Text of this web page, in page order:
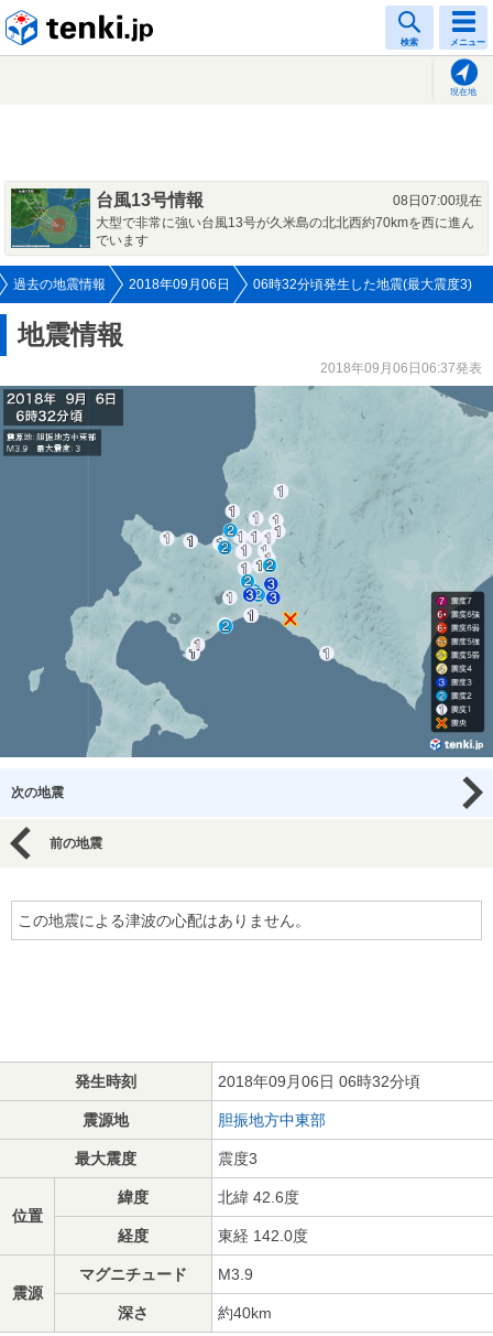
検索 メニュー
現在地
台風13号情報
08日07:00現在
大型で非常に強い台風13号が久米島の北北西約70kmを西に進ん
でいます
過去の地震情報 2018年09月06日 06時32分頃発生した地震(最大震度3)
地震情報
2018年09月06日06:37発表
次の地震
前の地震
この地震による津波の心配はありません。
発生時刻 2018年09月06日 06時32分頃
震源地 胆振地方中東部
最大震度 震度3
位置
緯度 北緯 42.6度
経度 東経 142.0度
震源
マグニチュード M3.9
深さ 約40km